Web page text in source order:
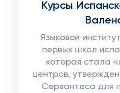
Курсы
Языковой
первых школ
которая стала
центров,
Сервантеса для